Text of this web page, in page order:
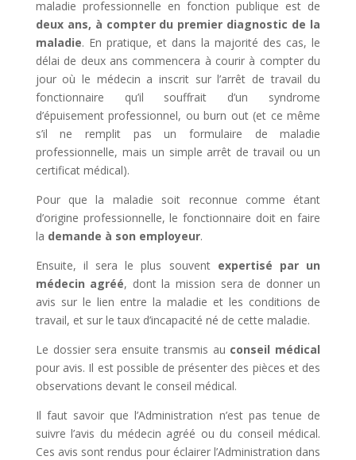
maladie professionnelle en fonction publique est de
deux ans, à compter du premier diagnostic de la
maladie. En pratique, et dans la majorité des cas, le
délai de deux ans commencera à courir à compter du
jour où le médecin a inscrit sur l’arrêt de travail du
fonctionnaire qu’il souffrait d’un syndrome
d’épuisement professionnel, ou burn out (et ce même
s’il ne remplit pas un formulaire de maladie
professionnelle, mais un simple arrêt de travail ou un
certificat médical).
Pour que la maladie soit reconnue comme étant
d’origine professionnelle, le fonctionnaire doit en faire
la demande à son employeur.
Ensuite, il sera le plus souvent expertisé par un
médecin agréé, dont la mission sera de donner un
avis sur le lien entre la maladie et les conditions de
travail, et sur le taux d’incapacité né de cette maladie.
Le dossier sera ensuite transmis au conseil médical
pour avis. Il est possible de présenter des pièces et des
observations devant le conseil médical.
Il faut savoir que l’Administration n’est pas tenue de
suivre l’avis du médecin agréé ou du conseil médical.
Ces avis sont rendus pour éclairer l’Administration dans